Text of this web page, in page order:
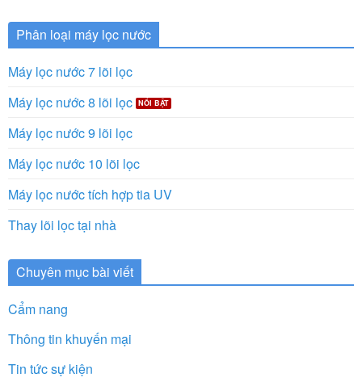
Phân loại máy lọc nước
Máy lọc nước 7 lõi lọc
Máy lọc nước 8 lõi lọc
Máy lọc nước 9 lõi lọc
Máy lọc nước 10 lõi lọc
Máy lọc nước tích hợp tia UV
Thay lõi lọc tại nhà
Chuyên mục bài viết
Cẩm nang
Thông tin khuyến mại
Tin tức sự kiện